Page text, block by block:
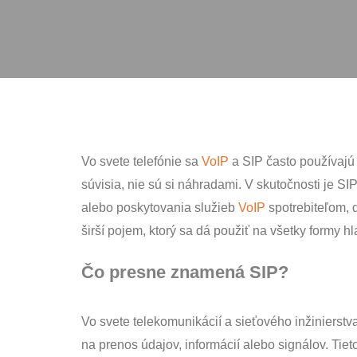
Vo svete telefónie saVoIPa SIP často používajú
súvisia, nie sú si náhradami. V skutočnosti je
poskytovania služiebVoIPspotrebiteľom,
pojem, ktorý sa dá použiť na všetky formy
Čo presne znamená SIP?
Vo svete telekomunikácií a sieťového
prenos údajov, informácií alebo signálov. Tieto